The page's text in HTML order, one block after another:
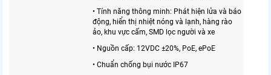
• Tính năng thông minh: Phát hiện lửa và báo
động, hiển thị nhiệt nóng và lạnh, hàng rào
ảo, khu vực cấm, SMD lọc người và xe
• Nguồn cấp: 12VDC ±20%, PoE, ePoE
• Chuẩn chống bụi nước IP67